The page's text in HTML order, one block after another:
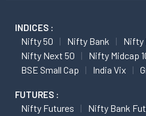
INDICES :
Nifty 50 Nifty Bank
Nifty
Nifty Next 50
Nifty Midcap
BSE Small Cap
India Vix
FUTURES :
Nifty Futures
Nifty Bank